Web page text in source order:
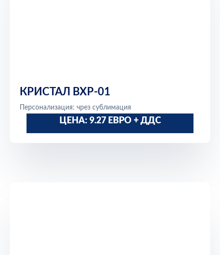
КРИСТАЛ BXP-01
Персонализация: чрез сублимация
ЦЕНА: 9.27 ЕВРО + ДДС